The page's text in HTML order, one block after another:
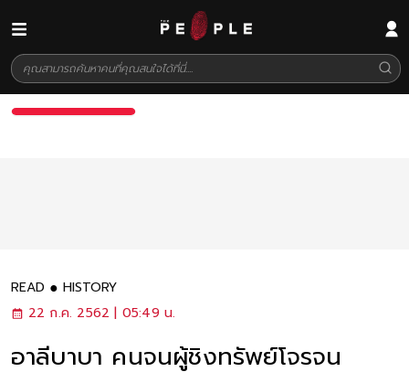
READ
HISTORY
22 ก.ค. 2562 | 05:49 น.
อาลีบาบา คนจนผู้ชิงทรัพย์โจรจน